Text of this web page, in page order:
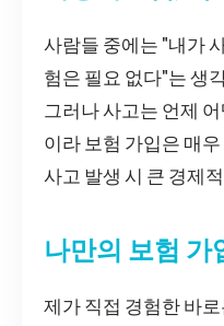
사람들 중에는 "내가
험은 필요 없다"는 생
그러나 사고는 언제
이라 보험 가입은 매
사고 발생 시 큰 경제
나만의 보험 가
제가 직접 경험한 바